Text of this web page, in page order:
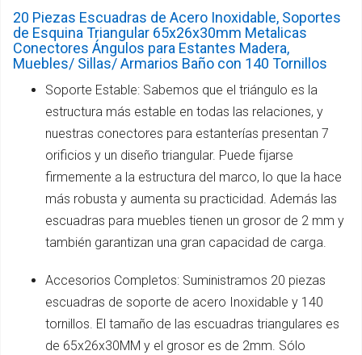
20 Piezas Escuadras de Acero Inoxidable, Soportes
de Esquina Triangular 65x26x30mm Metalicas
Conectores Ángulos para Estantes Madera,
Muebles/ Sillas/ Armarios Baño con 140 Tornillos
Soporte Estable: Sabemos que el triángulo es la
estructura más estable en todas las relaciones, y
nuestras conectores para estanterías presentan 7
orificios y un diseño triangular. Puede fijarse
firmemente a la estructura del marco, lo que la hace
más robusta y aumenta su practicidad. Además las
escuadras para muebles tienen un grosor de 2 mm y
también garantizan una gran capacidad de carga.
Accesorios Completos: Suministramos 20 piezas
escuadras de soporte de acero Inoxidable y 140
tornillos. El tamaño de las escuadras triangulares es
de 65x26x30MM y el grosor es de 2mm. Sólo